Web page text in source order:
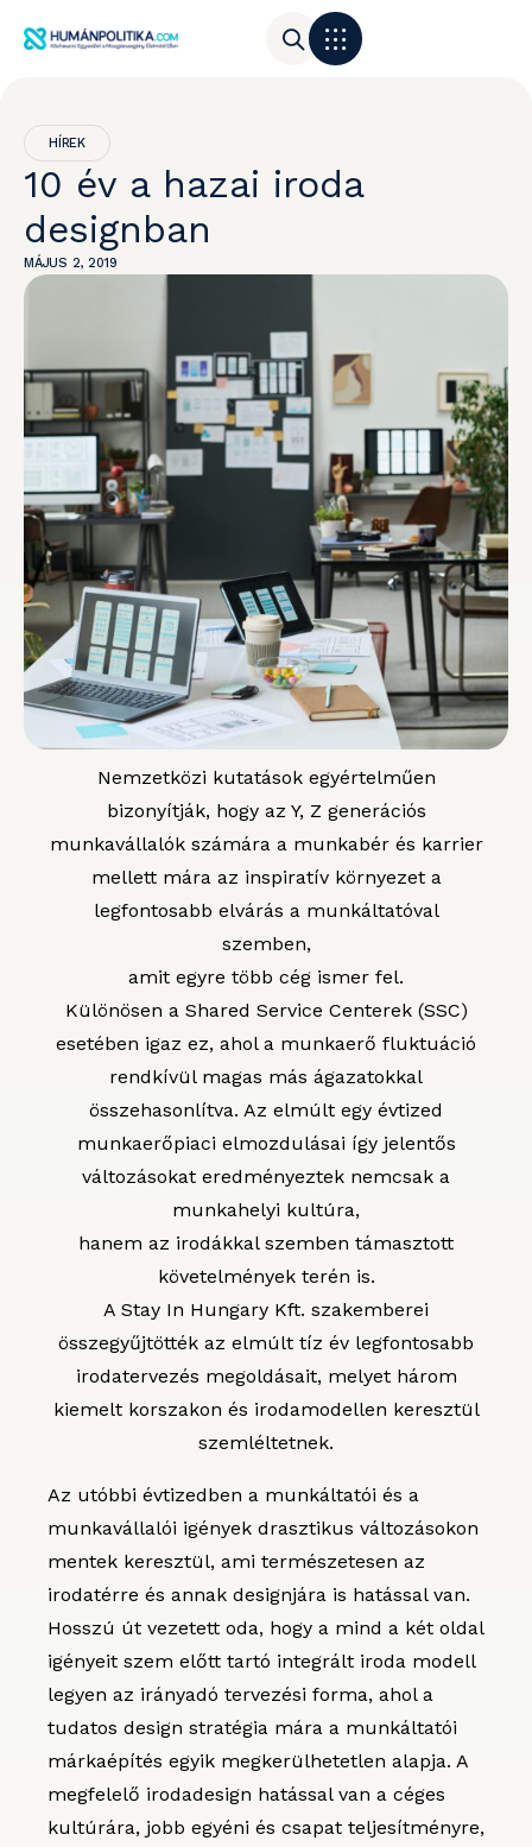
HÍREK
10 év a hazai iroda
designban
MÁJUS 2, 2019
Nemzetközi kutatások egyértelműen
bizonyítják, hogy az Y, Z generációs
munkavállalók számára a munkabér és karrier
mellett mára az inspiratív környezet a
legfontosabb elvárás a munkáltatóval
szemben,
amit egyre több cég ismer fel.
Különösen a Shared Service Centerek (SSC)
esetében igaz ez, ahol a munkaerő fluktuáció
rendkívül magas más ágazatokkal
összehasonlítva. Az elmúlt egy évtized
munkaerőpiaci elmozdulásai így jelentős
változásokat eredményeztek nemcsak a
munkahelyi kultúra,
hanem az irodákkal szemben támasztott
követelmények terén is.
A Stay In Hungary Kft. szakemberei
összegyűjtötték az elmúlt tíz év legfontosabb
irodatervezés megoldásait, melyet három
kiemelt korszakon és irodamodellen keresztül
szemléltetnek.
Az utóbbi évtizedben a munkáltatói és a
munkavállalói igények drasztikus változásokon
mentek keresztül, ami természetesen az
irodatérre és annak designjára is hatással van.
Hosszú út vezetett oda, hogy a mind a két oldal
igényeit szem előtt tartó integrált iroda modell
legyen az irányadó tervezési forma, ahol a
tudatos design stratégia mára a munkáltatói
márkaépítés egyik megkerülhetetlen alapja. A
megfelelő irodadesign hatással van a céges
kultúrára, jobb egyéni és csapat teljesítményre,